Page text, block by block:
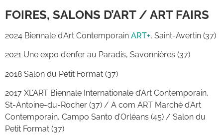
FOIRES, SALONS D’ART / ART FAIRS
2024 Biennale d’Art Contemporain ART+, Saint-Avertin (37)
2021 Une expo d’enfer au Paradis, Savonnières (37)
2018 Salon du Petit Format (37)
2017 XL’ART Biennale Internationale d’Art Contemporain,
St-Antoine-du-Rocher (37) / A com ART Marché d’Art
Contemporain, Campo Santo d’Orléans (45) / Salon du
Petit Format (37)